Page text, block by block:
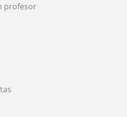
profesor